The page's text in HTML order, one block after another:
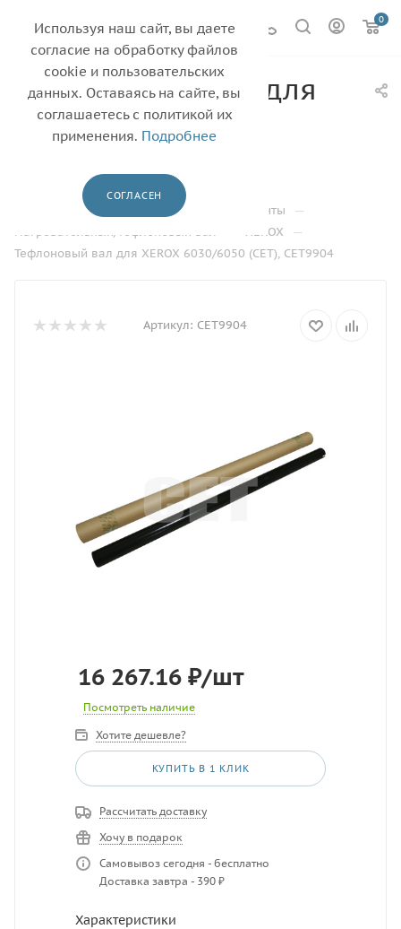
0
Тефлоновый вал для
XEROX 6030/6050
(CET), CET9904
Каталог —
Термопленки, валы фьюзера, термоэлементы —
Нагревательный/тефлоновый вал XEROX —
Тефлоновый вал для XEROX 6030/6050 (CET), CET9904
Артикул: CET9904
16 267.16 ₽/шт
Посмотреть наличие
Хотите дешевле?
КУПИТЬ В 1 КЛИК
Рассчитать доставку
Хочу в подарок
Самовывоз сегодня - бесплатно
Доставка завтра - 390 ₽
Характеристики
Используя наш сайт, вы даете
согласие на обработку файлов
cookie и пользовательских
данных. Оставаясь на сайте, вы
соглашаетесь с политикой их
применения. Подробнее
СОГЛАСЕН